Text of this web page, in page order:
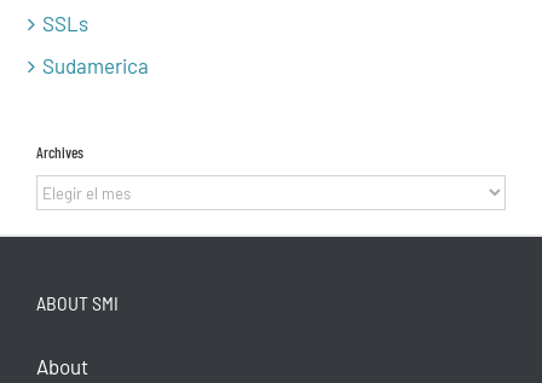
SSLs
Sudamerica
Archives
Archives
ABOUT SMI
About